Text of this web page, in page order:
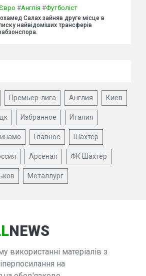
#Англія #Футболіст
Салах зайняв друге місце в
найвідоміших трансферів
Премьер-лига Англия Киев
Избранное Италия
Главное Шахтер
Арсенал ФК Шахтер
Металлург
NEWS
використанні матеріалів з
на